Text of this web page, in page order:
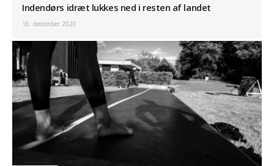
Indendørs idræt lukkes ned i resten af landet
16. december 2020